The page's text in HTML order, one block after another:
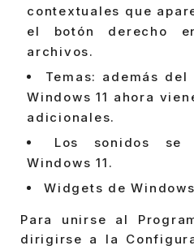
contextuales que
el botón derecho
archivos.
Temas: además
Windows 11 ahora
adicionales.
Los sonidos se
Windows 11.
Widgets de
Para unirse al
dirigirse a la